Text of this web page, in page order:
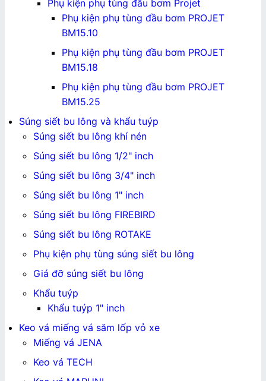
Phụ kiện phụ tùng đầu bơm Projet
Phụ kiện phụ tùng đầu bơm PROJET
BM15.10
Phụ kiện phụ tùng đầu bơm PROJET
BM15.18
Phụ kiện phụ tùng đầu bơm PROJET
BM15.25
Súng siết bu lông và khẩu tuýp
Súng siết bu lông khí nén
Súng siết bu lông 1/2" inch
Súng siết bu lông 3/4" inch
Súng siết bu lông 1" inch
Súng siết bu lông FIREBIRD
Súng siết bu lông ROTAKE
Phụ kiện phụ tùng súng siết bu lông
Giá đỡ súng siết bu lông
Khẩu tuýp
Khẩu tuýp 1" inch
Keo vá miếng vá săm lốp vỏ xe
Miếng vá JENA
Keo vá TECH